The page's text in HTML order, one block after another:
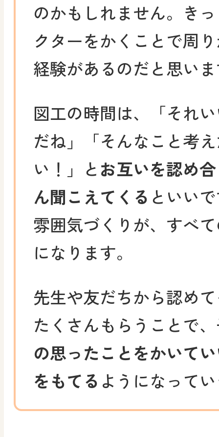
のかもしれません。き
クターをかくことで周
経験があるのだと思い
図工の時間は、「それ
だね」「そんなこと考
い！」と お互いを認め
ん聞こえてくる といい
雰囲気づくりが、すべ
になります。
先生や友だちから認め
たくさんもらうことで
の思ったことをかいて
をもてる ようになって